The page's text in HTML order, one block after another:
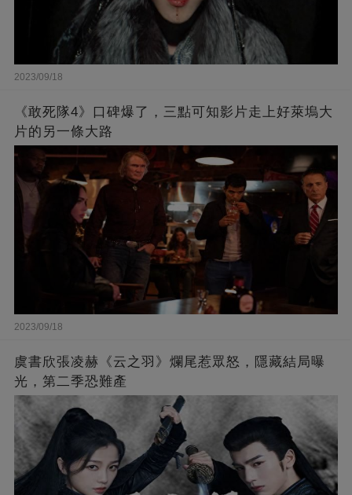
2023/09/18
《敢死隊4》口碑爆了，三點可知影片走上好萊塢大
片的另一條大路
2023/09/18
虞書欣張凌赫《云之羽》爛尾惹眾怒，隱藏結局曝
光，第二季恐難產